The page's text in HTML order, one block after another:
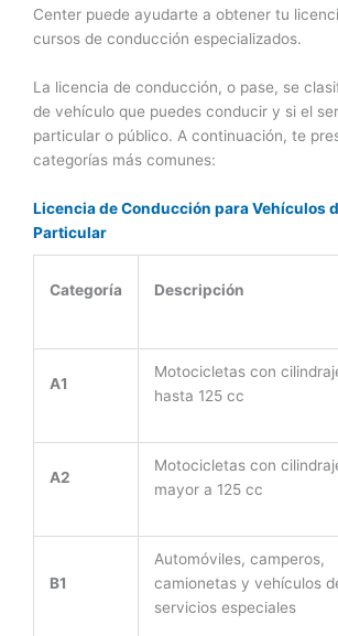
Center puede ayudarte a obtener tu
cursos de conducción especializados.
La licencia de conducción, o pase, se
de vehículo que puedes conducir y si el
particular o público. A continuación, te
categorías más comunes:
Licencia de Conducción para Vehículos
Particular
Categoría Descripción
A1
Motocicletas con
hasta 125 cc
A2
Motocicletas con
mayor a 125 cc
B1
Automóviles, camperos,
camionetas y vehículos
servicios especiales